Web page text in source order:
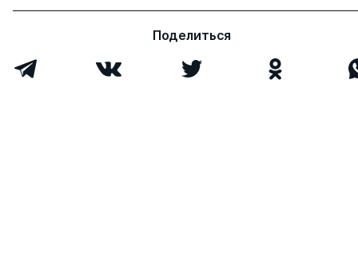
Поделиться